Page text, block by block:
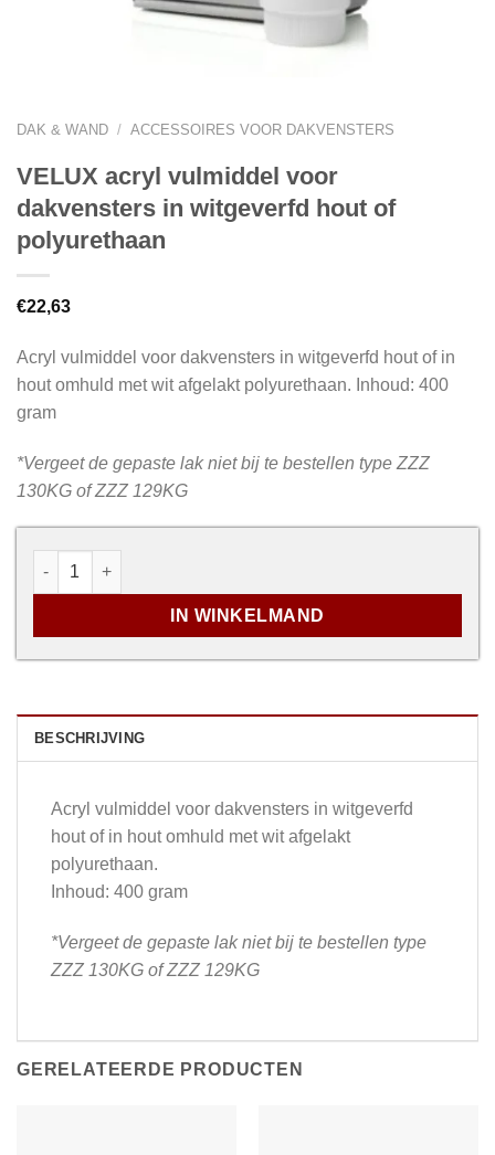
DAK & WAND / ACCESSOIRES VOOR DAKVENSTERS
VELUX acryl vulmiddel voor
dakvensters in witgeverfd hout of
polyurethaan
€22,63
Acryl vulmiddel voor dakvensters in witgeverfd hout of in
hout omhuld met wit afgelakt polyurethaan. Inhoud: 400
gram
*Vergeet de gepaste lak niet bij te bestellen type ZZZ
130KG of ZZZ 129KG
VELUX acryl vulmiddel voor dakvensters in
IN WINKELMAND
BESCHRIJVING
Acryl vulmiddel voor dakvensters in witgeverfd
hout of in hout omhuld met wit afgelakt
polyurethaan.
Inhoud: 400 gram
*Vergeet de gepaste lak niet bij te bestellen type
ZZZ 130KG of ZZZ 129KG
GERELATEERDE PRODUCTEN